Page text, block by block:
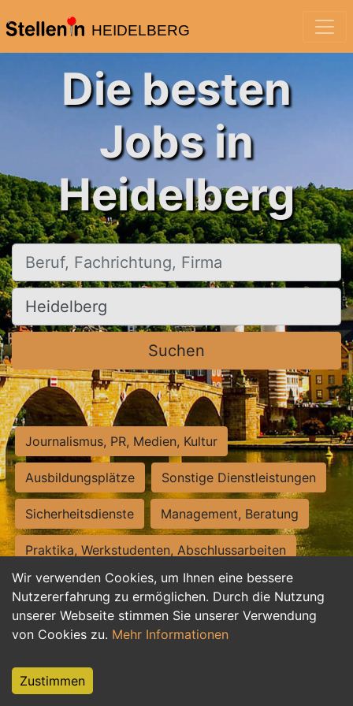
HEIDELBERG
Wir verwenden Cookies, um Ihnen eine bessere
Nutzererfahrung zu ermöglichen. Durch die Nutzung
unserer Webseite stimmen Sie unserer Verwendung
von Cookies zu. Mehr Informationen
Zustimmen
Die besten
Jobs in
Heidelberg
Beruf, Fachrichtung, Firma
Ort, Stadt
Suchen
Journalismus, PR, Medien, Kultur
Ausbildungsplätze Sonstige Dienstleistungen
Sicherheitsdienste Management, Beratung
Praktika, Werkstudenten, Abschlussarbeiten
Personalwesen Assistenz, Sekretariat
Hilfskräfte, Aushilfs- und Nebenjobs
Weiterbildung, Studium, duale Ausbildung